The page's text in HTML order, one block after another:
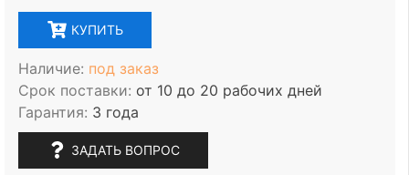
КУПИТЬ
Наличие: под заказ
Срок поставки: от 10 до 20 рабочих дней
Гарантия: 3 года
ЗАДАТЬ ВОПРОС